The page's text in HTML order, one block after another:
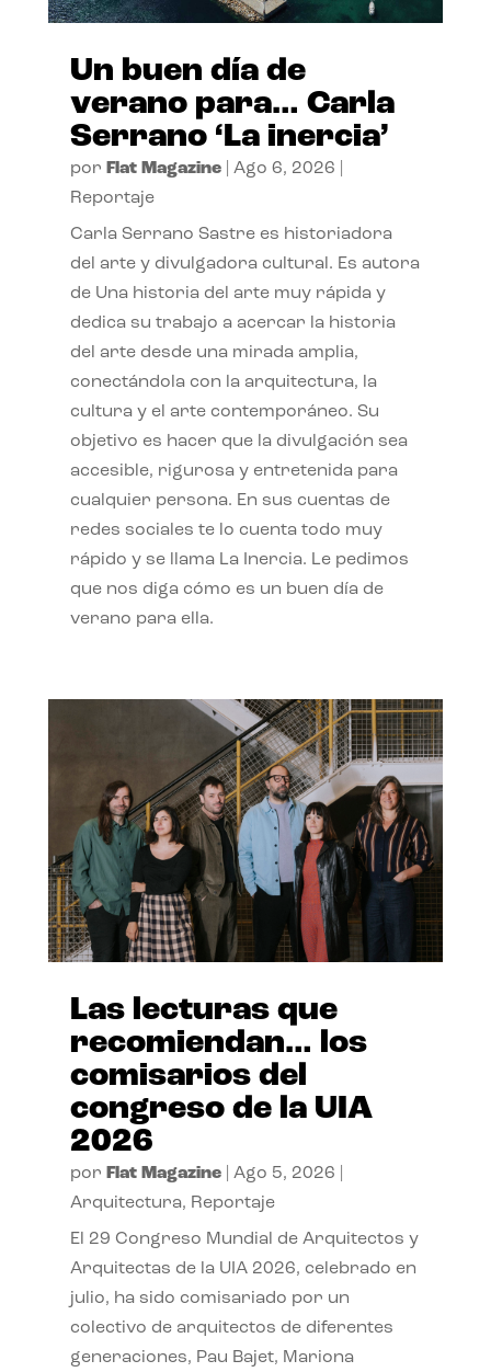
Un buen día de
verano para… Carla
Serrano ‘La inercia’
por Flat Magazine| Ago 6, 2026
Reportaje
Carla Serrano Sastre es historiadora
del arte y divulgadora cultural. Es autora
de Una historia del arte muy rápida y
dedica su trabajo a acercar la historia
del arte desde una mirada amplia,
conectándola con la arquitectura, la
cultura y el arte contemporáneo. Su
objetivo es hacer que la divulgación sea
accesible, rigurosa y entretenida para
cualquier persona. En sus cuentas de
redes sociales te lo cuenta todo muy
rápido y se llama La Inercia. Le pedimos
que nos diga cómo es un buen día de
verano para ella.
Las lecturas que
recomiendan… los
comisarios del
congreso de la UIA
2026
por Flat Magazine| Ago 5, 2026
Arquitectura, Reportaje
El 29 Congreso Mundial de Arquitectos y
Arquitectas de la UIA 2026, celebrado en
julio, ha sido comisariado por un
colectivo de arquitectos de diferentes
generaciones, Pau Bajet, Mariona